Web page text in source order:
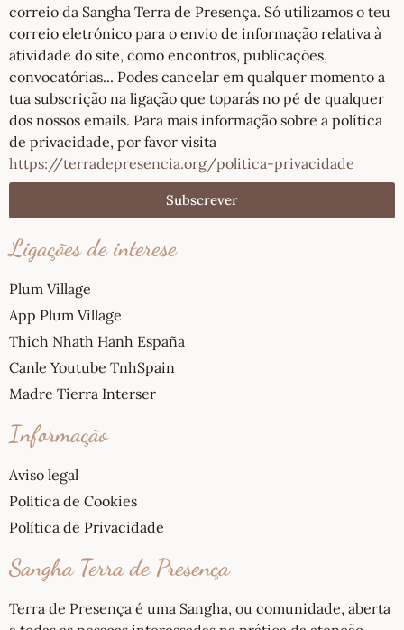
correio da Sangha Terra de Presença. Só utilizamos o teu
correio eletrónico para o envio de informação relativa à
atividade do site, como encontros, publicações,
convocatórias... Podes cancelar em qualquer momento a
tua subscrição na ligação que toparás no pé de qualquer
dos nossos emails. Para mais informação sobre a política
de privacidade, por favor visita
https://terradepresencia.org/politica-privacidade
Subscrever
Ligações de interese
Plum Village
App Plum Village
Thich Nhath Hanh España
Canle Youtube TnhSpain
Madre Tierra Interser
Informação
Aviso legal
Política de Cookies
Política de Privacidade
Sangha Terra de Presença
Terra de Presença é uma Sangha, ou comunidade, aberta